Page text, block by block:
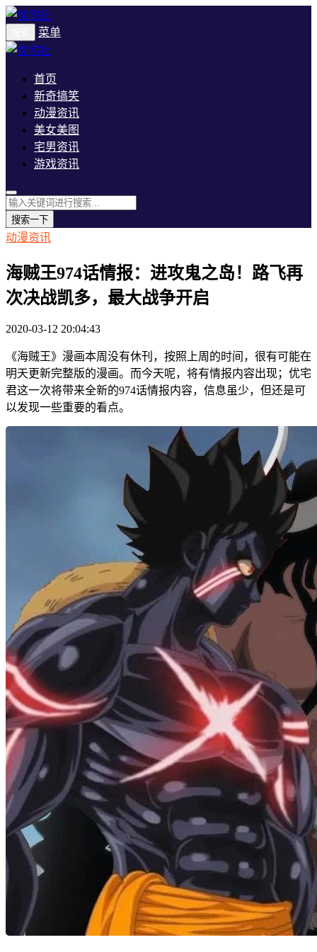
菜单
首页
新奇搞笑
动漫资讯
美女美图
宅男资讯
游戏资讯
搜索一下
动漫资讯
海贼王974话情报：进攻鬼之岛！路飞再
次决战凯多，最大战争开启
2020-03-12 20:04:43
《海贼王》漫画本周没有休刊，按照上周的时间，很有可能在
明天更新完整版的漫画。而今天呢，将有情报内容出现；优宅
君这一次将带来全新的974话情报内容，信息虽少，但还是可
以发现一些重要的看点。